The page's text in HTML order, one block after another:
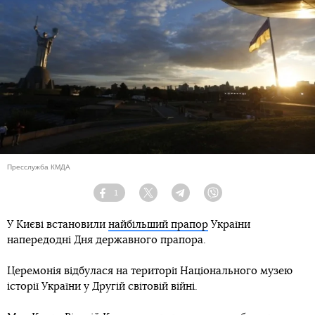
Пресслужба КМДА
Facebook
1
Twitter TelegramViber
У Києві встановили найбільший прапор України
напередодні Дня державного прапора.
Церемонія відбулася на території Національного музею
історії України у Другій світовій війні.